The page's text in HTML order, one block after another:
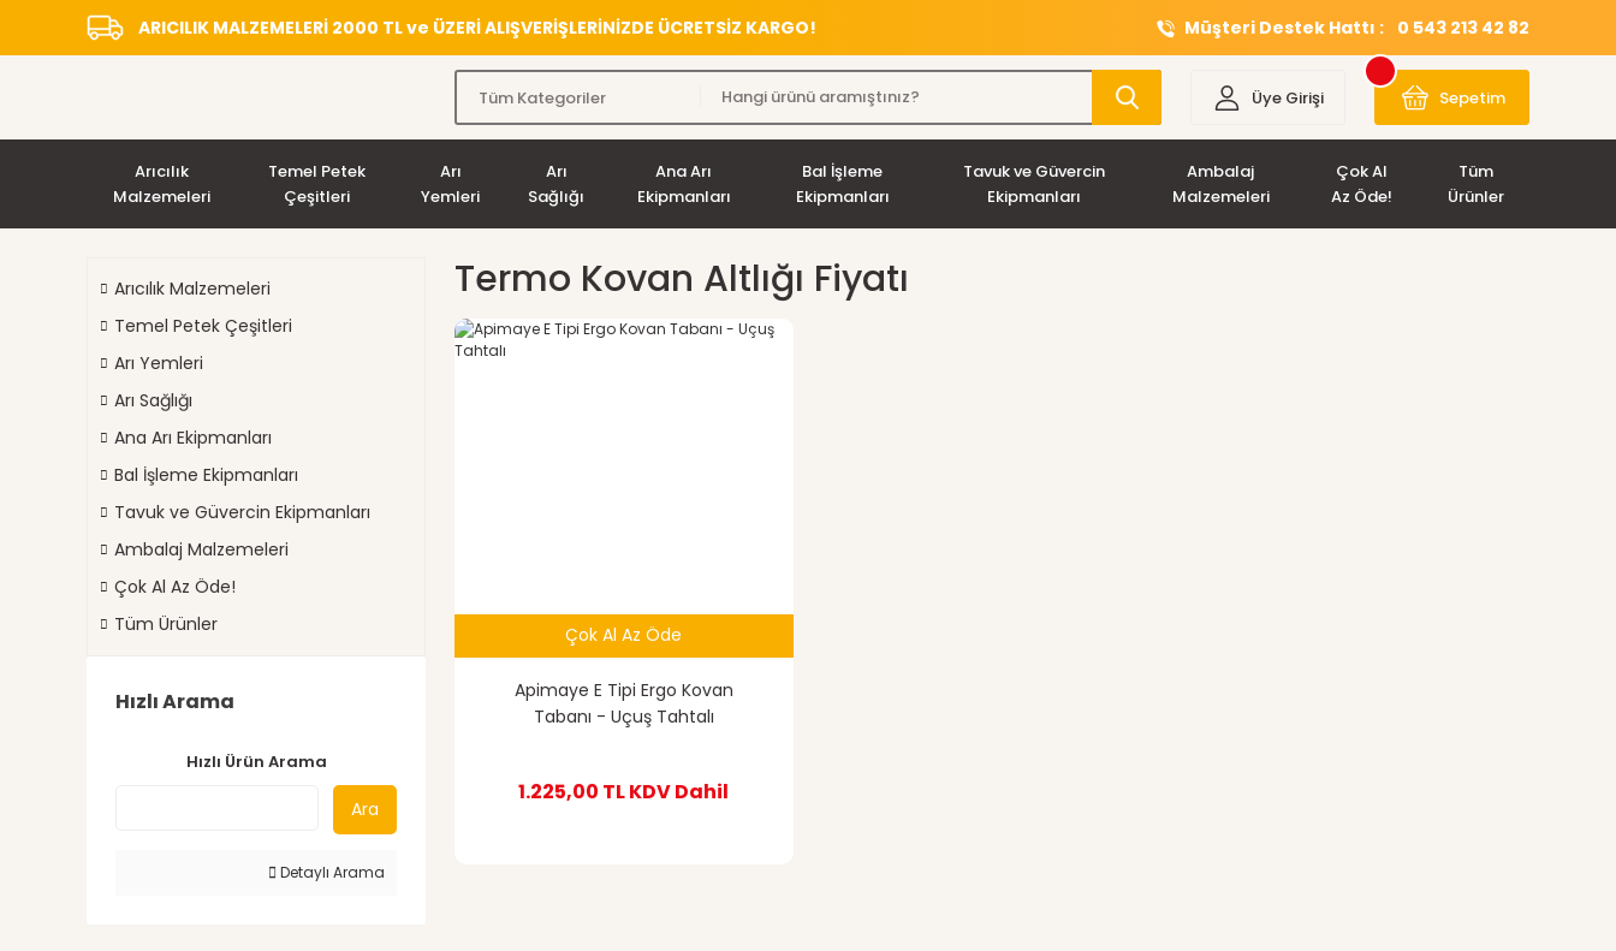
ARICILIK MALZEMELERİ 2000 TL ve ÜZERİ ALIŞVERİŞLERİNİZDE ÜCRETSİZ KARGO! Müşteri Destek Hattı : 0 543 213 42 82
Üye Girişi Sepetim
Arıcılık
Malzemeleri
Temel Petek
Çeşitleri
Arı
Yemleri
Arı
Sağlığı
Ana Arı
Ekipmanları
Bal İşleme
Ekipmanları
Tavuk ve Güvercin
Ekipmanları
Ambalaj
Malzemeleri
Çok Al
Az Öde!
Tüm
Ürünler
Arıcılık Malzemeleri
Temel Petek Çeşitleri
Arı Yemleri
Arı Sağlığı
Ana Arı Ekipmanları
Bal İşleme Ekipmanları
Tavuk ve Güvercin Ekipmanları
Ambalaj Malzemeleri
Çok Al Az Öde!
Tüm Ürünler
Hızlı Arama
Hızlı Ürün Arama
Ara
Detaylı Arama
Termo Kovan Altlığı Fiyatı
Çok Al Az Öde
Apimaye E Tipi Ergo Kovan
Tabanı - Uçuş Tahtalı
1.225,00 TLKDV Dahil